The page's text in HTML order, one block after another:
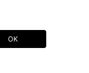
OK